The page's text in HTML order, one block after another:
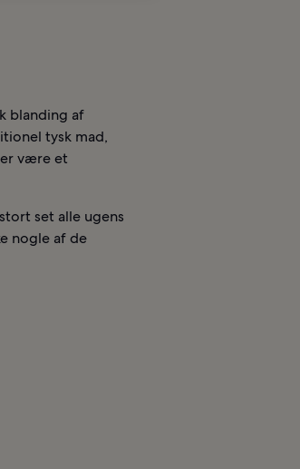
blanding af
tysk mad,
være et
set alle ugens
nogle af de